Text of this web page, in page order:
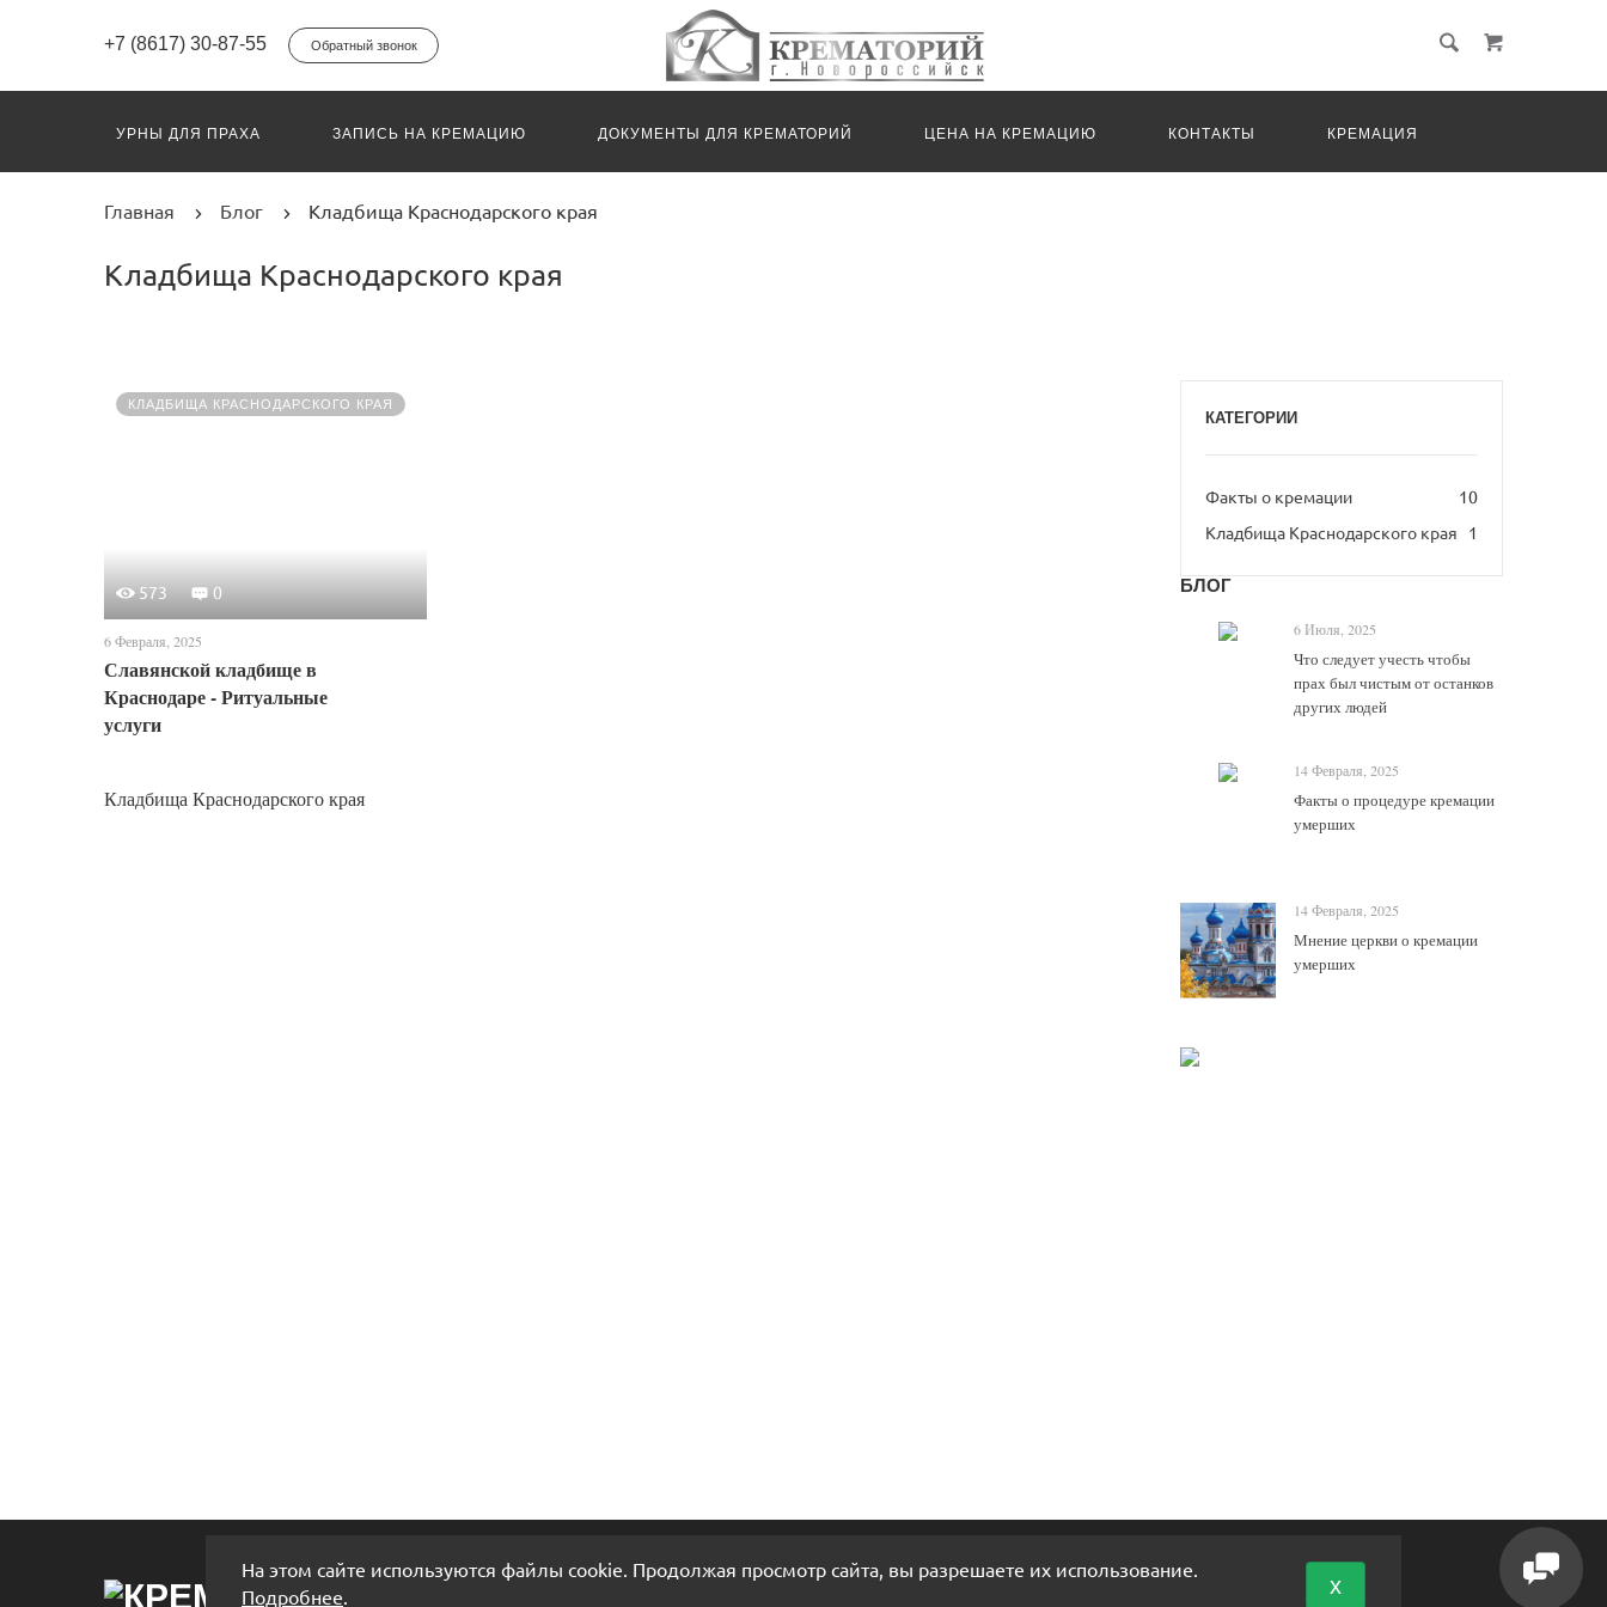
+7 (8617) 30-87-55 Обратный звонок
УРНЫ ДЛЯ ПРАХА ЗАПИСЬ НА КРЕМАЦИЮ ДОКУМЕНТЫ ДЛЯ КРЕМАТОРИЙ ЦЕНА НА КРЕМАЦИЮ КОНТАКТЫ
КРЕМАЦИЯ
Главная Блог Кладбища Краснодарского края
Кладбища Краснодарского края
КЛАДБИЩА КРАСНОДАРСКОГО КРАЯ
573 0
6 Февраля, 2025
Славянской кладбище в
Краснодаре - Ритуальные
услуги
Кладбища Краснодарского края
КАТЕГОРИИ
Факты о кремации
10
Кладбища Краснодарского края
1
БЛОГ
6 Июля, 2025
Что следует учесть чтобы
прах был чистым от останков
других людей
14 Февраля, 2025
Факты о процедуре кремации
умерших
14 Февраля, 2025
Мнение церкви о кремации
умерших
На этом сайте используются файлы cookie. Продолжая просмотр сайта, вы разрешаете их использование.
Подробнее. x